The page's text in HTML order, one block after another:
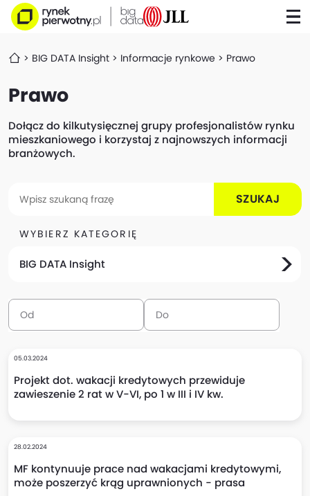
BIG DATA Insight Informacje rynkowe Prawo
Prawo
Dołącz do kilkutysięcznej grupy profesjonalistów rynku
mieszkaniowego i korzystaj z najnowszych informacji
branżowych.
SZUKAJ
WYBIERZ KATEGORIĘ
BIG DATA Insight
05.03.2024
Projekt dot. wakacji kredytowych przewiduje
zawieszenie 2 rat w V-VI, po 1 w III i IV kw.
28.02.2024
MF kontynuuje prace nad wakacjami kredytowymi,
może poszerzyć krąg uprawnionych - prasa